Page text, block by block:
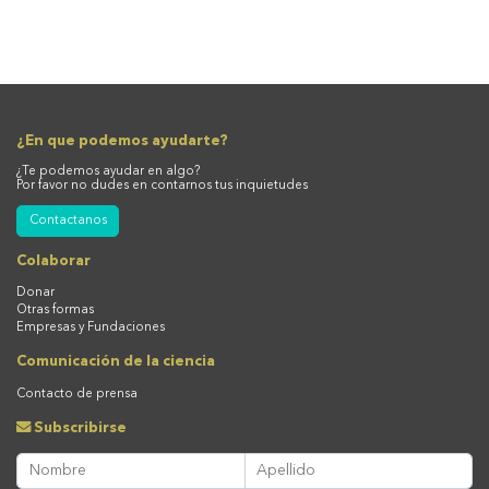
¿En que podemos ayudarte?
¿Te podemos ayudar en algo?
Por favor no dudes en contarnos tus inquietudes
Contactanos
Colaborar
Donar
Otras formas
Empresas y Fundaciones
Comunicación de la ciencia
Contacto de prensa
Subscribirse